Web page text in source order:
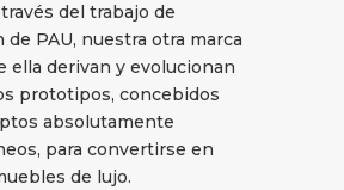
del trabajo de
PAU, nuestra otra marca
ella derivan y evolucionan
prototipos, concebidos
absolutamente
para convertirse en
de lujo.